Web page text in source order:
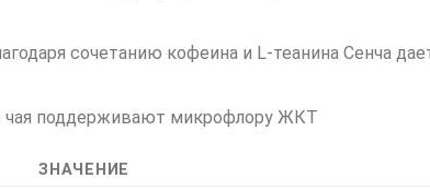
сочетанию кофеина и L-теанина Сенча
чая поддерживают микрофлору ЖКТ
ЗНАЧЕНИЕ